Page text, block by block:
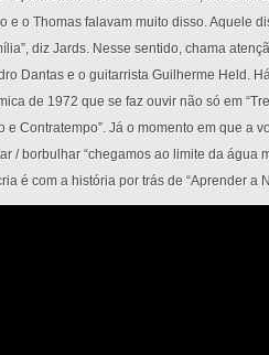
e o Thomas falavam muito disso. Aquele
diz Jards. Nesse sentido, chama
Dantas e o guitarrista Guilherme Held.
de 1972 que se faz ouvir não só em
e Contratempo”. Já o momento em que a
/ borbulhar “chegamos ao limite da água
é com a história por trás de “Aprender a